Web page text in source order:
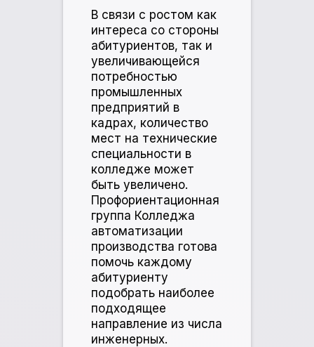
В связи с ростом как
интереса со стороны
абитуриентов, так и
увеличивающейся
потребностью
промышленных
предприятий в
кадрах, количество
мест на технические
специальности в
колледже может
быть увеличено.
Профориентационная
группа Колледжа
автоматизации
производства готова
помочь каждому
абитуриенту
подобрать наиболее
подходящее
направление из числа
инженерных.